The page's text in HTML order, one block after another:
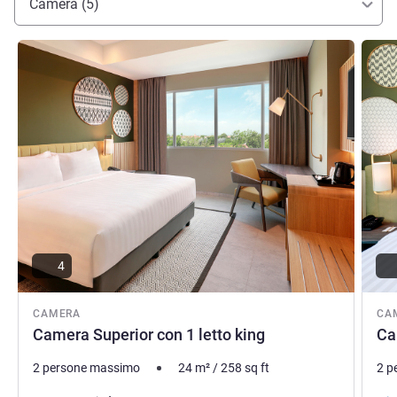
Camera (5)
CAMERA
Camera Superior con 1 letto king
Visualizza dettagli
4
2 persone massimo 24 m²/258 sq ft 2